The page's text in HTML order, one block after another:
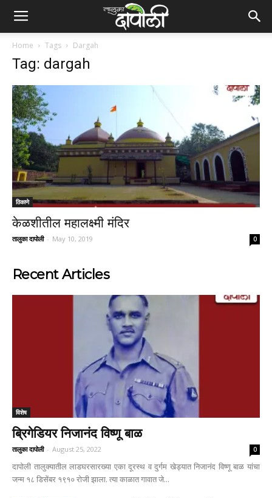
Home Tags Dargah
Tag: dargah
ठिकाणे
केळशीतील महालक्ष्मी मंदिर
तालुका दापोली - May 10, 2019 0
Recent Articles
विशेष
ब्रिगेडियर निजानंद विष्णू बाळ
तालुका दापोली - August 25, 2022 0
दापोली तालुक्यातील लाडघरसारख्या एका दूरस्थ व दुर्गम खेड्यात निजानंद विष्णू बाळ यांचा
जन्म १८ डिसेंबर १९१० रोजी झाला. त्या काळात गावात जे...